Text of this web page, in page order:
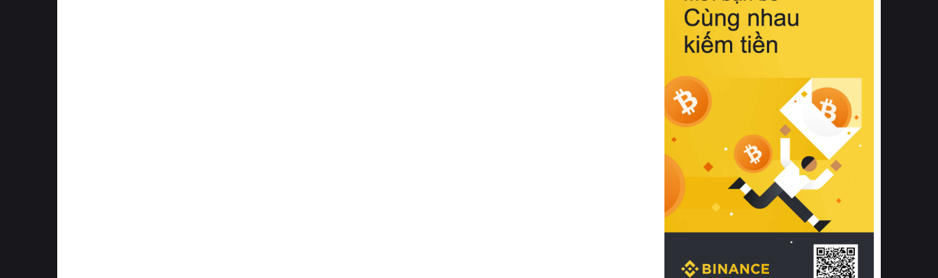
cột sống.
Bên cạnh đó, việc lựa chọn các dòng
sản phẩm đạt chuẩn chất lượng quốc
tế còn giúp ngăn ngừa tình trạng kích
khuẩn và nấm mốc trong điều kiện
thời tiết nóng ẩm. Bạn có thể tìm hiểu
thêm các nghiên cứu khoa học về tác
động của giấc ngủ và môi trường
phòng ngủ đối với sức khỏe con
người tại Sleep Foundation (External
Link) để có cái nhìn toàn diện hơn.
2. Các tiêu chí vàng khi lựa chọn
chăn ga gối đệm cao cấp cho phòng
ngủ
Để sở hữu một bộ chăn ga gối đệm
cao cấp hoàn hảo cả về thẩm mỹ lẫn
công năng, người tiêu dùng cần cân
nhắc kỹ lưỡng các tiêu chí quan trọng